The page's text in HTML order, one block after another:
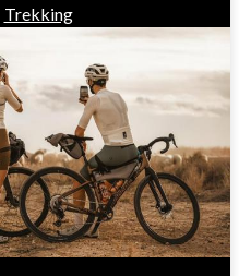
Trekking